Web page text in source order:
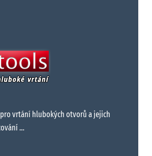
vrtání hlubokých otvorů a jejich
…